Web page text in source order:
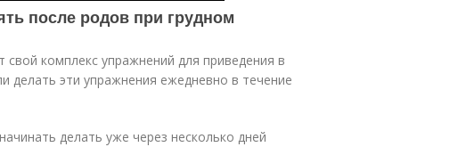
после родов при грудном
комплекс упражнений для приведения в
делать эти упражнения ежедневно в течение
делать уже через несколько дней